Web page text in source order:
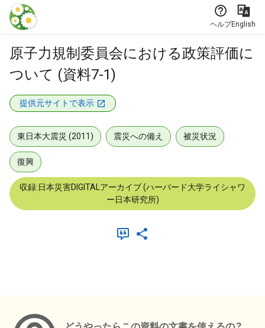
本文に飛ぶ
ヘルプEnglish
原子力規制委員会における政策評価に
ついて (資料7-1)
提供元サイトで表示
東日本大震災 (2011) 震災への備え 被災状況
復興
収録:日本災害DIGITALアーカイブ (ハーバード大学ライシャワ
ー日本研究所)